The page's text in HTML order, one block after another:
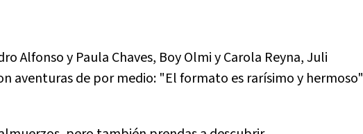
Alfonso y Paula Chaves, Boy Olmi y Carola Reyna, Juli
aventuras de por medio: "El formato es rarísimo y hermoso"